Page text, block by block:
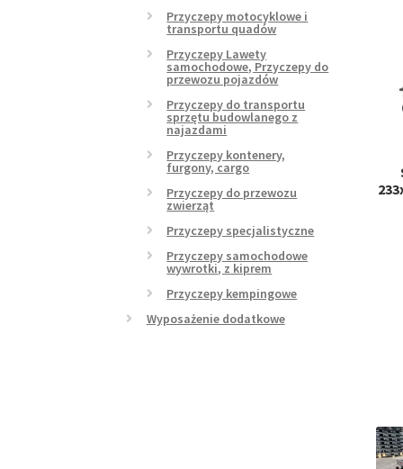
Przyczepy motocyklowe i
transportu quadów
Przyczepy Lawety
samochodowe, Przyczepy do
przewozu pojazdów
Przyczepy do transportu
sprzętu budowlanego z
najazdami
Przyczepy kontenery,
furgony, cargo
Przyczepy do przewozu
zwierząt
Przyczepy specjalistyczne
Przyczepy samochodowe
wywrotki, z kiprem
Przyczepy kempingowe
Wyposażenie dodatkowe